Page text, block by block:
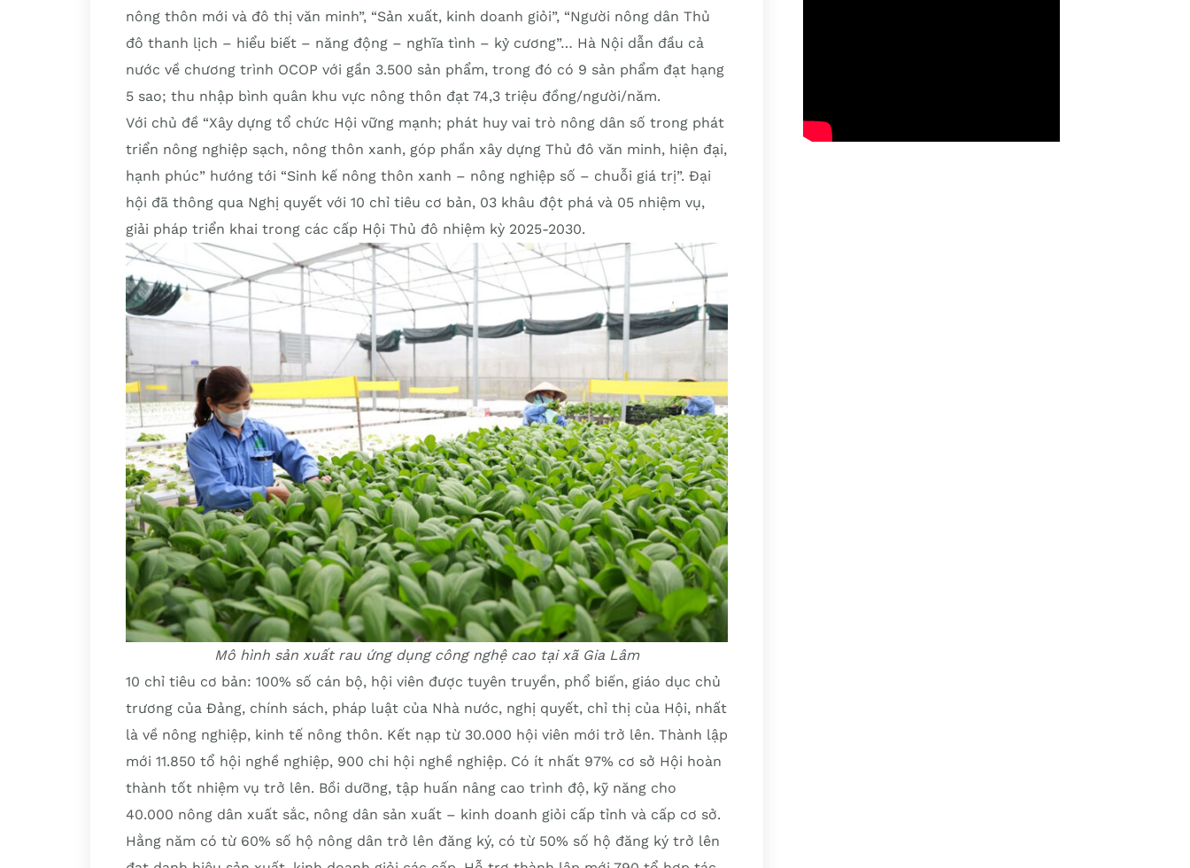
nông thôn mới và đô thị văn minh”, “Sản xuất, kinh doanh giỏi”, “Người nông dân Thủ
đô thanh lịch – hiểu biết – năng động – nghĩa tình – kỷ cương”… Hà Nội dẫn đầu cả
nước về chương trình OCOP với gần 3.500 sản phẩm, trong đó có 9 sản phẩm đạt hạng
5 sao; thu nhập bình quân khu vực nông thôn đạt 74,3 triệu đồng/người/năm.
Với chủ đề “Xây dựng tổ chức Hội vững mạnh; phát huy vai trò nông dân số trong phát
triển nông nghiệp sạch, nông thôn xanh, góp phần xây dựng Thủ đô văn minh, hiện đại,
hạnh phúc” hướng tới “Sinh kế nông thôn xanh – nông nghiệp số – chuỗi giá trị”. Đại
hội đã thông qua Nghị quyết với 10 chỉ tiêu cơ bản, 03 khâu đột phá và 05 nhiệm vụ,
giải pháp triển khai trong các cấp Hội Thủ đô nhiệm kỳ 2025-2030.
Mô hình sản xuất rau ứng dụng công nghệ cao tại xã Gia Lâm
10 chỉ tiêu cơ bản: 100% số cán bộ, hội viên được tuyên truyền, phổ biến, giáo dục chủ
trương của Đảng, chính sách, pháp luật của Nhà nước, nghị quyết, chỉ thị của Hội, nhất
là về nông nghiệp, kinh tế nông thôn. Kết nạp từ 30.000 hội viên mới trở lên. Thành lập
mới 11.850 tổ hội nghề nghiệp, 900 chi hội nghề nghiệp. Có ít nhất 97% cơ sở Hội hoàn
thành tốt nhiệm vụ trở lên. Bồi dưỡng, tập huấn nâng cao trình độ, kỹ năng cho
40.000 nông dân xuất sắc, nông dân sản xuất – kinh doanh giỏi cấp tỉnh và cấp cơ sở.
Hằng năm có từ 60% số hộ nông dân trở lên đăng ký, có từ 50% số hộ đăng ký trở lên